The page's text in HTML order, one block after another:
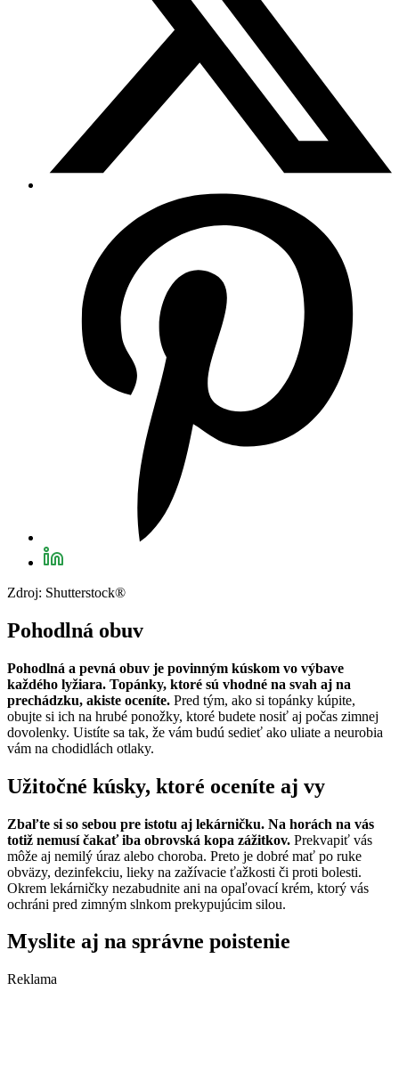
Zdroj: Shutterstock®
Pohodlná obuv
Pohodlná a pevná obuv je povinným kúskom vo výbave
každého lyžiara. Topánky, ktoré sú vhodné na svah aj na
prechádzku, akiste oceníte. Pred tým, ako si topánky kúpite,
obujte si ich na hrubé ponožky, ktoré budete nosiť aj počas zimnej
dovolenky. Uistíte sa tak, že vám budú sedieť ako uliate a neurobia
vám na chodidlách otlaky.
Užitočné kúsky, ktoré oceníte aj vy
Zbaľte si so sebou pre istotu aj lekárničku. Na horách na vás
totiž nemusí čakať iba obrovská kopa zážitkov. Prekvapiť vás
môže aj nemilý úraz alebo choroba. Preto je dobré mať po ruke
obväzy, dezinfekciu, lieky na zažívacie ťažkosti či proti bolesti.
Okrem lekárničky nezabudnite ani na opaľovací krém, ktorý vás
ochráni pred zimným slnkom prekypujúcim silou.
Myslite aj na správne poistenie
Reklama